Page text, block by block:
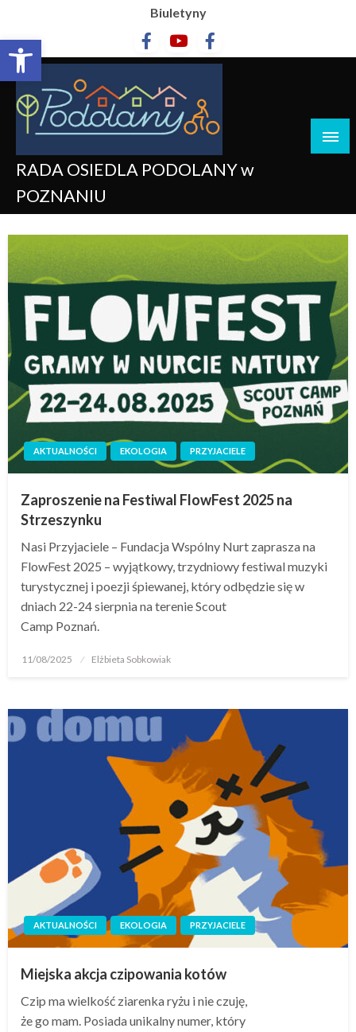
Otwórz pasek narzędzi
Biuletyny
RADA OSIEDLA PODOLANY w
POZNANIU
AKTUALNOŚCI EKOLOGIA PRZYJACIELE
Zaproszenie na Festiwal FlowFest 2025 na
Strzeszynku
Nasi Przyjaciele – Fundacja Wspólny Nurt zaprasza na
FlowFest 2025 – wyjątkowy, trzydniowy festiwal muzyki
turystycznej i poezji śpiewanej, który odbędzie się w
dniach 22-24 sierpnia na terenie Scout
Camp Poznań.
11/08/2025 Elżbieta Sobkowiak
AKTUALNOŚCI EKOLOGIA PRZYJACIELE
Miejska akcja czipowania kotów
Czip ma wielkość ziarenka ryżu i nie czuję,
że go mam. Posiada unikalny numer, który